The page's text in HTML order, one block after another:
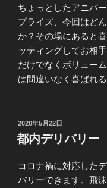
ちょっとしたアニバ
プライズ、今回はど
か？その場にあると
ッティングしてお相
だけでなくボリュー
は間違いなく喜ばれる
投
稿
日:
2020年5月22日
都内デリバリー
コロナ禍に対応した
バリーできます。飛